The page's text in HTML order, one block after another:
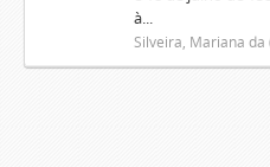
à...
Silveira, Mariana da